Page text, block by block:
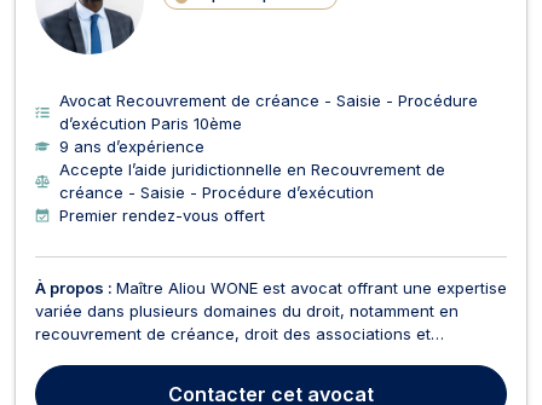
N
E
Avocat Recouvrement de créance - Saisie - Procédure
d’exécution Paris 10ème
9 ans d’expérience
Accepte l’aide juridictionnelle en Recouvrement de
créance - Saisie - Procédure d’exécution
Premier rendez-vous offert
À propos : Maître Aliou WONE est avocat offrant une expertise
variée dans plusieurs domaines du droit, notamment en
recouvrement de créance, droit des associations et
étrangers, droit des contrats, droit commercial et droit pénal.
Contacter cet avocat